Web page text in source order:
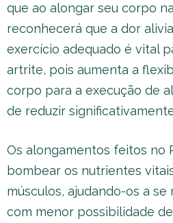
que ao alongar seu corpo
reconhecerá que a dor
exercício adequado é vital
artrite, pois aumenta a
corpo para a execução de
de reduzir
Os alongamentos feitos no
bombear os nutrientes
músculos, ajudando-os a se
com menor possibilidade